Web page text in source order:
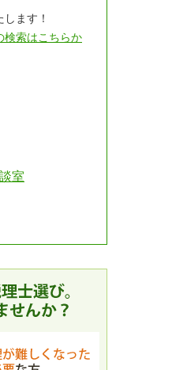
ます！
検索はこちらか
室